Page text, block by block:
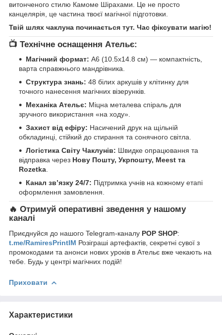
витонченого стилю Камоме Шірахами. Це не просто
канцелярія, це частина твоєї магічної підготовки.
Твій шлях чаклуна починається тут. Час фіксувати магію!
📺 Технічне оснащення Ательє:
Магічний формат: А6 (10.5х14.8 см) — компактність,
варта справжнього мандрівника.
Структура знань: 48 білих аркушів у клітинку для
точного нанесення магічних візерунків.
Механіка Ательє: Міцна металева спіраль для
зручного використання «на ходу».
Захист від ефіру: Насичений друк на щільній
обкладинці, стійкий до стирання та сонячного світла.
Логістика Світу Чаклунів: Швидке опрацювання та
відправка через Нову Пошту, Укрпошту, Meest та
Rozetka.
Канал зв’язку 24/7: Підтримка учнів на кожному етапі
оформлення замовлення.
🔥 Отримуй оперативні зведення у нашому
каналі
Приєднуйся до нашого Telegram-каналу POP SHOP:
t.me/RamiresPrintIM Розіграші артефактів, секретні сувої з
промокодами та анонси нових уроків в Ательє вже чекають на
тебе. Будь у центрі магічних подій!
Приховати
Характеристики